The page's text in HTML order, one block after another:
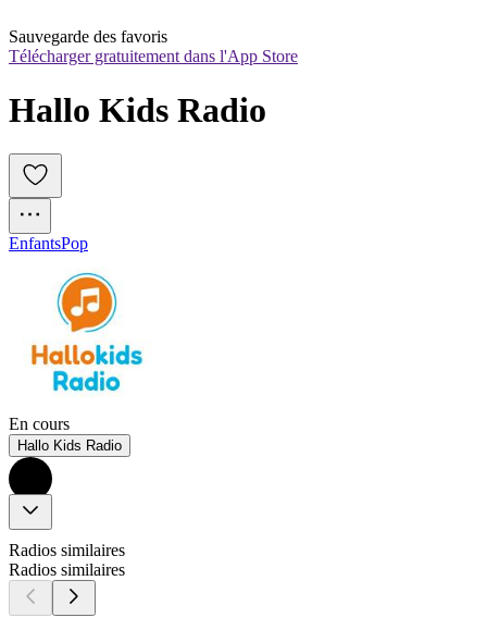
Sauvegarde des favoris
Télécharger gratuitement dans l'App Store
Hallo Kids Radio
EnfantsPop
En cours
Hallo Kids Radio
Radios similaires
Radios similaires